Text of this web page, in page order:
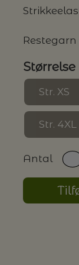
Størrelse
Str. XS
Str. 4XL
Antal